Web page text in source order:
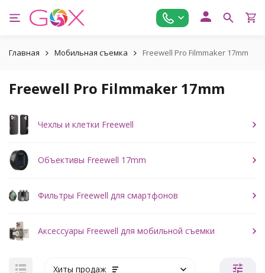
Главная Мобильная съемка Freewell Pro Filmmaker 17mm
Freewell Pro Filmmaker 17mm
Чехлы и клетки Freewell
Объективы Freewell 17mm
Фильтры Freewell для смартфонов
Аксессуары Freewell для мобильной съемки
Хиты продаж